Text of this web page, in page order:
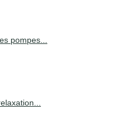
pompes...